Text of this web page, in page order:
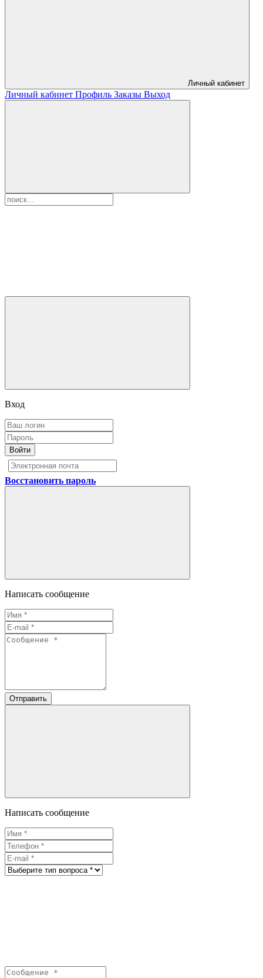
Личный кабинет
Личный кабинет Профиль Заказы Выход
Вход
Войти
Восстановить пароль
Написать сообщение
Отправить
Написать сообщение